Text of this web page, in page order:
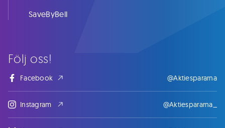
Följ oss!
Facebook @Aktiespararna
Instagram @Aktiespararna_
SaveByBell